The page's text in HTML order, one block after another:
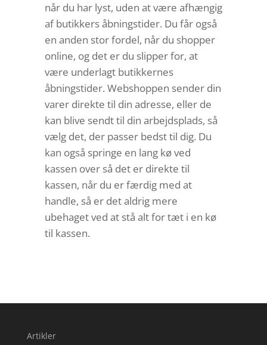
når du har lyst, uden at være afhængig
af butikkers åbningstider. Du får også
en anden stor fordel, når du shopper
online, og det er du slipper for, at
være underlagt butikkernes
åbningstider. Webshoppen sender din
varer direkte til din adresse, eller de
kan blive sendt til din arbejdsplads, så
vælg det, der passer bedst til dig. Du
kan også springe en lang kø ved
kassen over så det er direkte til
kassen, når du er færdig med at
handle, så er det aldrig mere
ubehaget ved at stå alt for tæt i en kø
til kassen.
Artikler